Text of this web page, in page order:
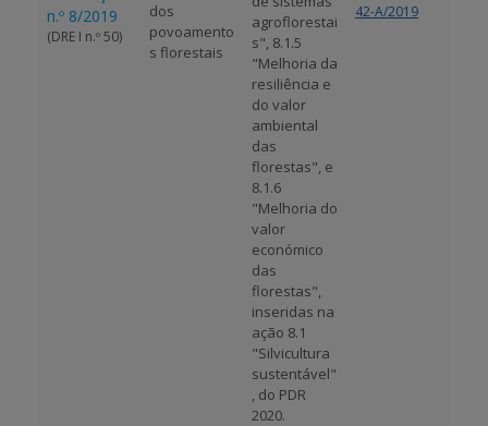
n.º 8/2019
(DRE I n.º 50)
dos
povoamento
s florestais
agroflorestai
s", 8.1.5
"Melhoria da
resiliência e
do valor
ambiental
das
florestas", e
8.1.6
"Melhoria do
valor
económico
das
florestas",
inseridas na
ação 8.1
"Silvicultura
sustentável"
, do PDR
2020.
42-A/2019